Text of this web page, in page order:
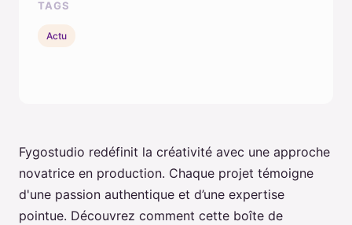
Fygostudio redéfinit la créativité avec une approche
novatrice en production. Chaque projet témoigne
d'une passion authentique et d’une expertise
pointue. Découvrez comment cette boîte de
TAGS
Actu